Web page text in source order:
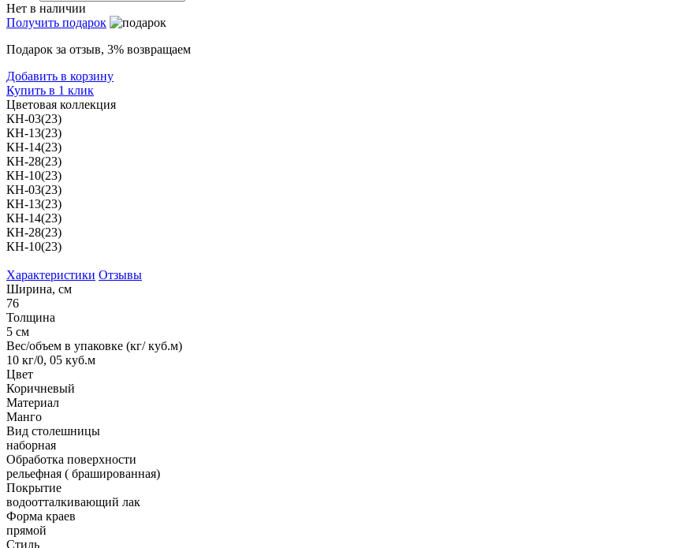
Нет в наличии
Получить подарок
Подарок за отзыв, 3% возвращаем
Добавить в корзину
Купить в 1 клик
Цветовая коллекция
КН-03(23)
КН-13(23)
КН-14(23)
КН-28(23)
КН-10(23)
КН-03(23)
КН-13(23)
КН-14(23)
КН-28(23)
КН-10(23)
Характеристики Отзывы
Ширина, см
76
Толщина
5 см
Вес/объем в упаковке (кг/ куб.м)
10 кг/0, 05 куб.м
Цвет
Коричневый
Материал
Манго
Вид столешницы
наборная
Обработка поверхности
рельефная ( брашированная)
Покрытие
водоотталкивающий лак
Форма краев
прямой
Стиль